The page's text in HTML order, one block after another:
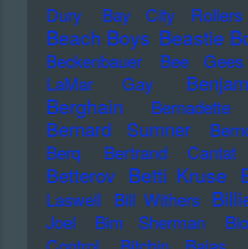
Dury
Bay City Rollers
Beach Boys Beastie
Beckenbauer Bee Gees
LaMar Gay
Berghain
Bernard Sumner
Berq
Bertrand Cantat
Betterov Betti Kruse
Laswell
Bill Withers
Joel
Bim Sherman